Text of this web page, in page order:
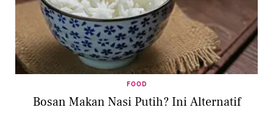
FOOD
Bosan Makan Nasi Putih? Ini Alternatif